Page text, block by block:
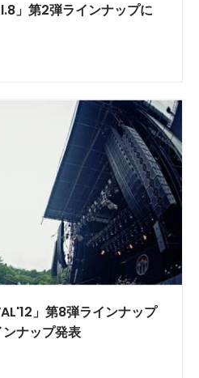
」第2弾ラインナップに
」第8弾ラインナップ
ナップ発表